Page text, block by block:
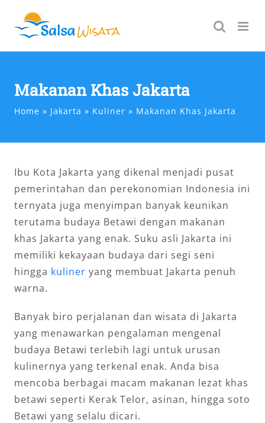
content
Makanan Khas Jakarta
Home Jakarta Kuliner Makanan Khas Jakarta
Ibu Kota Jakarta yang dikenal menjadi pusat
pemerintahan dan perekonomian Indonesia ini
ternyata juga menyimpan banyak keunikan
terutama budaya Betawi dengan makanan
khas Jakarta yang enak. Suku asli Jakarta ini
memiliki kekayaan budaya dari segi seni
hingga kuliner yang membuat Jakarta penuh
warna.
Banyak biro perjalanan dan wisata di Jakarta
yang menawarkan pengalaman mengenal
budaya Betawi terlebih lagi untuk urusan
kulinernya yang terkenal enak. Anda bisa
mencoba berbagai macam makanan lezat khas
betawi seperti Kerak Telor, asinan, hingga soto
Betawi yang selalu dicari.